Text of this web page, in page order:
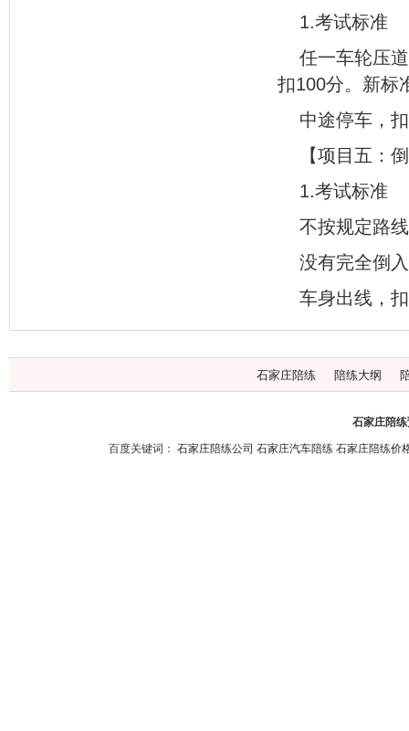
1.考试标准
任一车轮压
扣100分。新标
中途停车，
【项目五：
1.考试标准
不按规定路
没有完全倒
车身出线，
石家庄陪练 陪练大纲
石家庄陪
百度关键词： 石家庄陪练公司 石家庄汽车陪练 石家庄陪练价